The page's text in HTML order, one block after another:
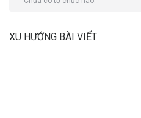
XU HƯỚNG BÀI VIẾT